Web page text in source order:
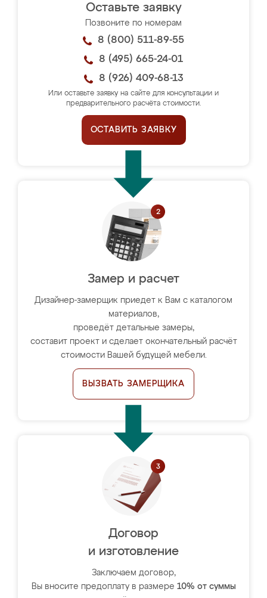
Оставьте заявку
Позвоните по номерам
8 (800) 511-89-55
8 (495) 665-24-01
8 (926) 409-68-13
Или оставьте заявку на сайте для консультации и
предварительного расчёта стоимости.
ОСТАВИТЬ ЗАЯВКУ
Замер и расчет
Дизайнер-замерщик приедет к Вам с каталогом
материалов,
проведёт детальные замеры,
составит проект и сделает окончательный расчёт
стоимости Вашей будущей мебели.
ВЫЗВАТЬ ЗАМЕРЩИКА
Договор
и изготовление
Заключаем договор,
Вы вносите предоплату в размере 10% от суммы